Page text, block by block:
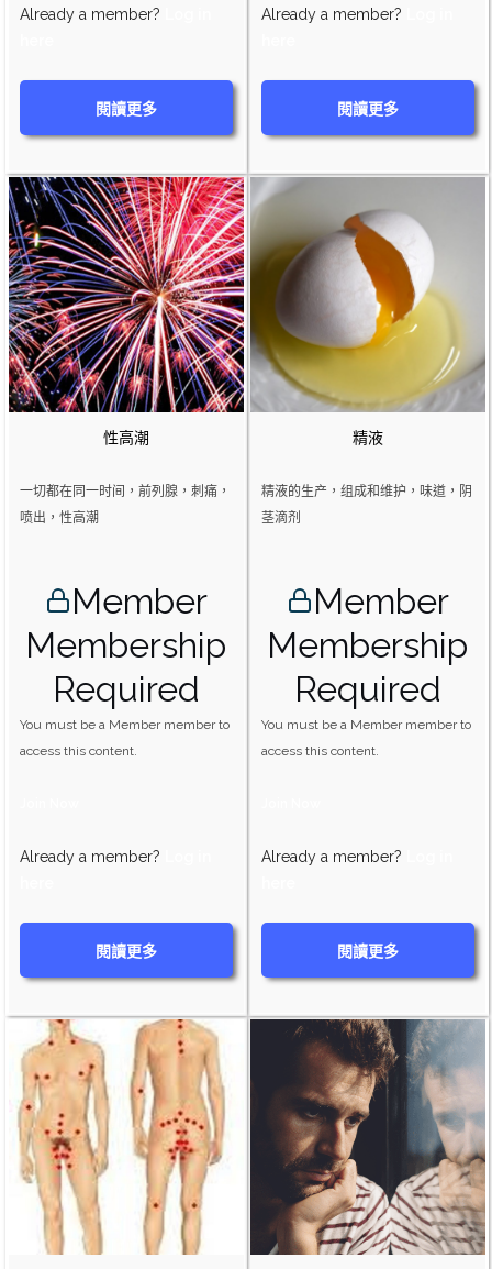
Already a member?
閱讀更多
Already a member?
閱讀更多
性高潮
一切都在同一时间，前列腺，刺痛，
喷​​出，性高潮
Member
Membership
Required
You must be a Member member to
access this content.
Already a member?
閱讀更多
精液
精液的生产，组成和维护，味道，阴
茎滴剂
Member
Membership
Required
You must be a Member member to
access this content.
Already a member?
閱讀更多